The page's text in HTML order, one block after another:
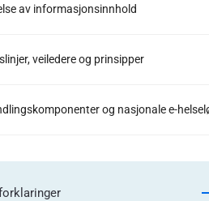
av informasjonsinnhold
veiledere og prinsipper
og nasjonale e-